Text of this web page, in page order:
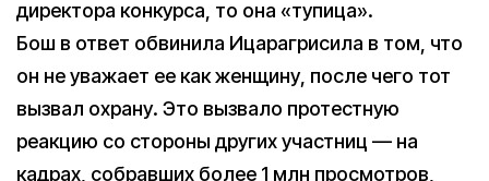
директора конкурса, то она «тупица».
Бош в ответ обвинила Ицарагрисила в том, что
он не уважает ее как женщину, после чего тот
вызвал охрану. Это вызвало протестную
реакцию со стороны других участниц — на
кадрах, собравших более 1 млн просмотров,